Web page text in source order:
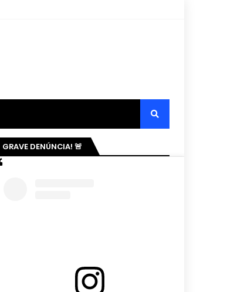
GRAVE DENÚNCIA! 🚨